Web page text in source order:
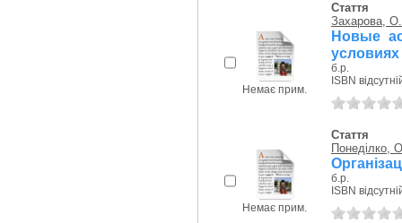
Немає прим.
Стаття
Захарова,
Новые
условиях
б.р.
ISBN
Немає прим.
Стаття
Понеділко,
б.р.
ISBN